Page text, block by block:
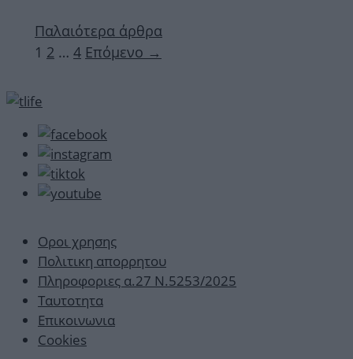
Παλαιότερα άρθρα
Σελίδα
1 Σελίδα
2 … Σελίδα
4 Επόμενο →
Οροι χρησης
Πολιτικη απορρητου
Πληροφοριες α.27 Ν.5253/2025
Ταυτοτητα
Επικοινωνια
Cookies